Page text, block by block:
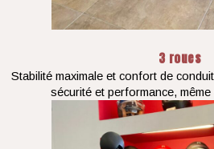
3 roues
Stabilité maximale et confort de
sécurité et performance,